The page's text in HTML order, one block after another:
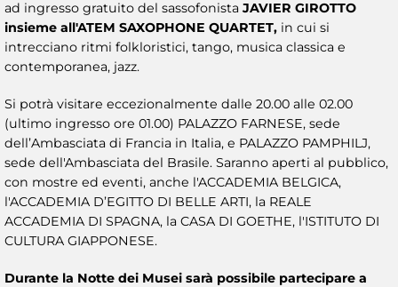
ad ingresso gratuito del sassofonista JAVIER GIROTTO
insieme all'ATEM SAXOPHONE QUARTET, in cui si
intrecciano ritmi folkloristici, tango, musica classica e
contemporanea, jazz.
Si potrà visitare eccezionalmente dalle 20.00 alle 02.00
(ultimo ingresso ore 01.00) PALAZZO FARNESE, sede
dell’Ambasciata di Francia in Italia, e PALAZZO PAMPHILJ,
sede dell'Ambasciata del Brasile. Saranno aperti al pubblico,
con mostre ed eventi, anche l'ACCADEMIA BELGICA,
l'ACCADEMIA D’EGITTO DI BELLE ARTI, la REALE
ACCADEMIA DI SPAGNA, la CASA DI GOETHE, l'ISTITUTO DI
CULTURA GIAPPONESE.
Durante la Notte dei Musei sarà possibile partecipare a